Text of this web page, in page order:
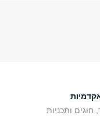
חוגים ותכניות